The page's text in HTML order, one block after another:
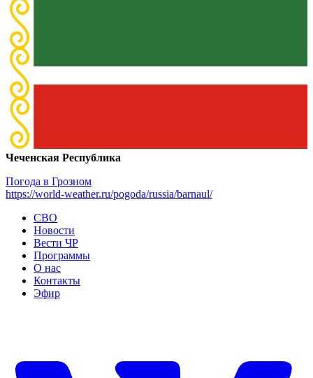
Чеченская Республика
Погода в Грозном
https://world-weather.ru/pogoda/russia/barnaul/
СВО
Новости
Вести ЧР
Программы
О нас
Контакты
Эфир